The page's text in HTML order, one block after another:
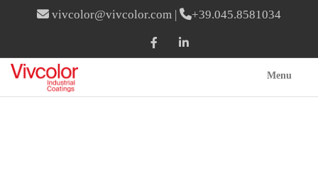
vivcolor@vivcolor.com | +39.045.8581034
Menu